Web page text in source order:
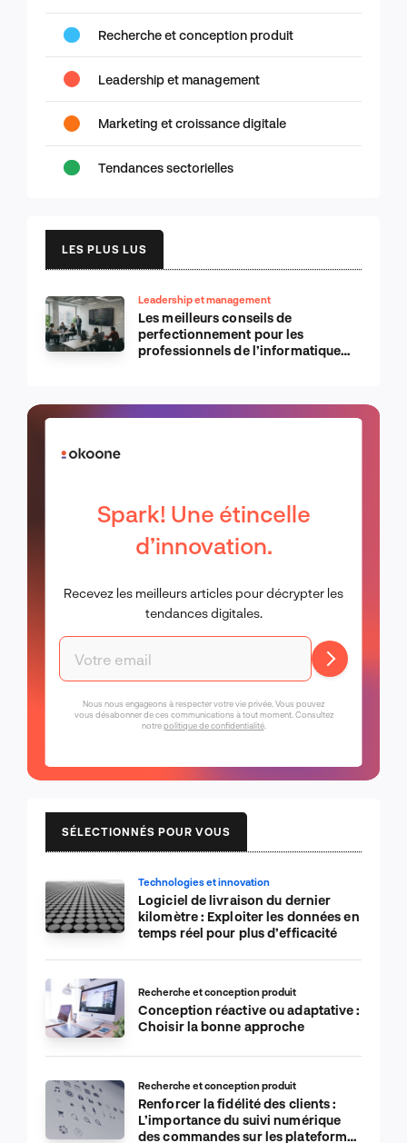
Recherche et conception produit
Leadership et management
Marketing et croissance digitale
Tendances sectorielles
LES PLUS LUS
Leadership et management
Les meilleurs conseils de
perfectionnement pour les
professionnels de l’informatique
Spark! Une étincelle
d’innovation.
Recevez les meilleurs articles pour décrypter les
tendances digitales.
Nous nous engageons à respecter votre vie privée. Vous pouvez
vous désabonner de ces communications à tout moment. Consultez
notrepolitique de confidentialité.
SÉLECTIONNÉS POUR VOUS
Technologies et innovation
Logiciel de livraison du dernier
kilomètre : Exploiter les données en
temps réel pour plus d’efficacité
Recherche et conception produit
Conception réactive ou adaptative :
Choisir la bonne approche
Recherche et conception produit
Renforcer la fidélité des clients :
L’importance du suivi numérique
des commandes sur les plateformes